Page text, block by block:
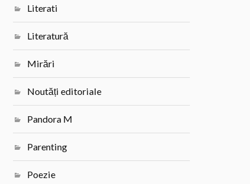
Literati
Literatură
Mirări
Noutăți editoriale
Pandora M
Parenting
Poezie